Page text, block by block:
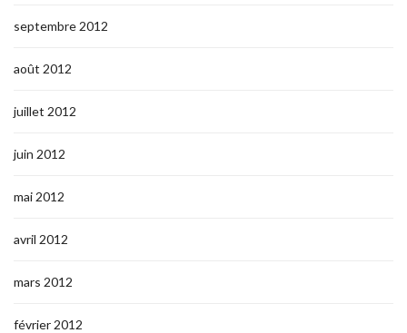
septembre 2012
août 2012
juillet 2012
juin 2012
mai 2012
avril 2012
mars 2012
février 2012